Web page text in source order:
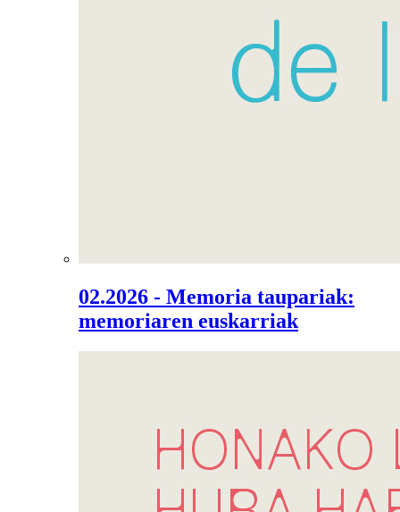
02.2026 - Memoria taupariak:
memoriaren euskarriak